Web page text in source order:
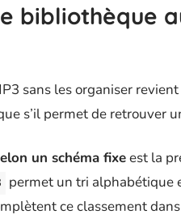
bibliothèque
sans les organiser
s’il permet de retrouver
un schéma fixeest la
permet un tri alphabétique
ce classement